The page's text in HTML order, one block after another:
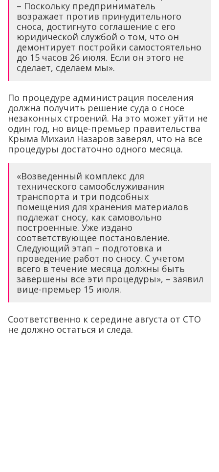
– Поскольку предприниматель
возражает против принудительного
сноса, достигнуто соглашение с его
юридической службой о том, что он
демонтирует постройки самостоятельно
до 15 часов 26 июля. Если он этого не
сделает, сделаем мы».
По процедуре администрация поселения
должна получить решение суда о сносе
незаконных строений. На это может уйти не
один год, но вице-премьер правительства
Крыма Михаил Назаров заверял, что на все
процедуры достаточно одного месяца.
«Возведенный комплекс для
технического самообслуживания
транспорта и три подсобных
помещения для хранения материалов
подлежат сносу, как самовольно
построенные. Уже издано
соответствующее постановление.
Следующий этап – подготовка и
проведение работ по сносу. С учетом
всего в течение месяца должны быть
завершены все эти процедуры», – заявил
вице-премьер 15 июля.
Соответственно к середине августа от СТО
не должно остаться и следа.